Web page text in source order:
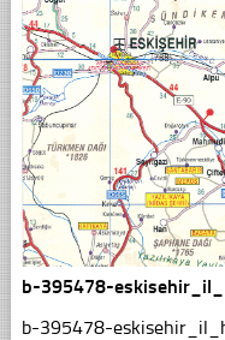
b-395478-
b-395478-